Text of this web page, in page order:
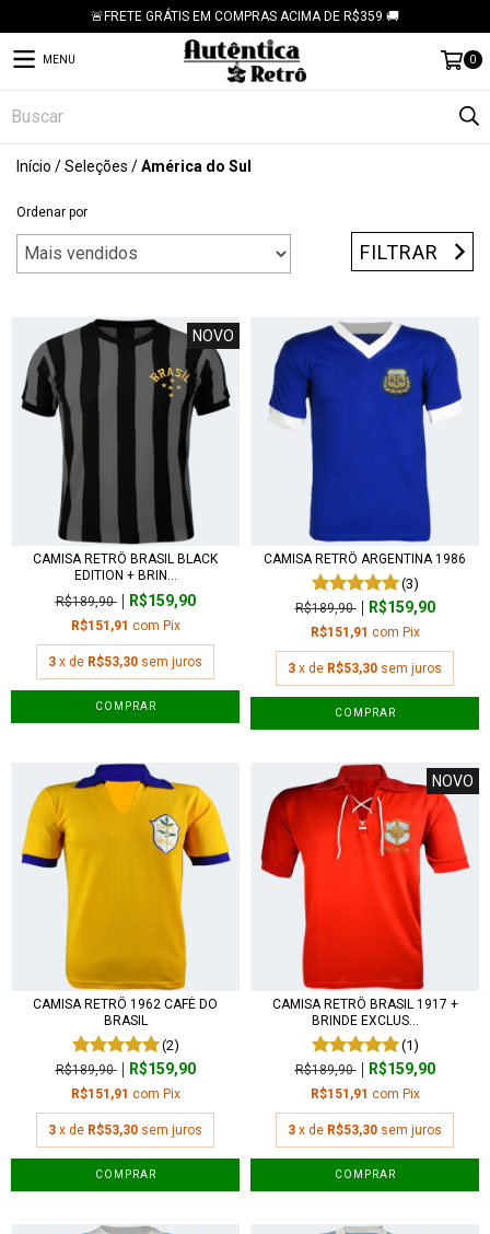
🚨FRETE GRÁTIS EM COMPRAS ACIMA DE R$359 🚚
MENU 0
Início /Seleções /América do Sul
Ordenar por
FILTRAR
NOVO
CAMISA RETRÔ BRASIL BLACK
EDITION + BRIN...
R$189,90
R$159,90
R$151,91 com Pix
3 x de R$53,30 sem juros
COMPRAR
CAMISA RETRÔ ARGENTINA 1986
(3)
R$189,90 R$159,90
R$151,91 com Pix
3 x de R$53,30 sem juros
COMPRAR
CAMISA RETRÔ 1962 CAFÉ DO
BRASIL
(2)
R$189,90 R$159,90
R$151,91 com Pix
3 x de R$53,30 sem juros
COMPRAR
NOVO
CAMISA RETRÔ BRASIL 1917 +
BRINDE EXCLUS...
(1)
R$189,90 R$159,90
R$151,91 com Pix
3 x de R$53,30 sem juros
COMPRAR